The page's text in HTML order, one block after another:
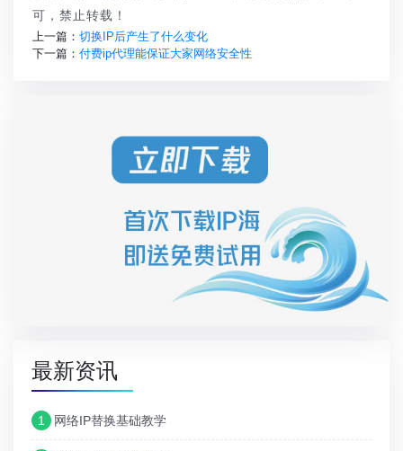
可，禁止转载！
上一篇： 切换IP后产生了什么变化
下一篇： 付费ip代理能保证大家网络安全性
最新资讯
1 网络IP替换基础教学